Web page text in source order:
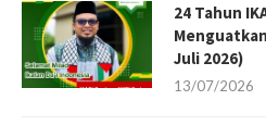
24 Tahun
Juli 2026)
13/07/2026